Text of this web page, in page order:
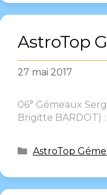
AstroTop
27 mai 2017
06° Gémeaux
Brigitte BARDOT)
AstroTop